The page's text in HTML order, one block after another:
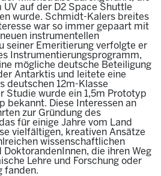
auf der D2 Space Shuttle
wurde. Schmidt-Kalers breites
war so immer gepaart mit
instrumentellen
seiner Emeritierung verfolgte er
Instrumentierungsprogramm,
mögliche deutsche Beteiligung
Antarktis und leitete eine
deutschen 12m-Klasse
Studie wurde ein 1,5m Prototyp
bekannt. Diese Interessen an
zur Gründung des
für einige Jahre vom Land
vielfältigen, kreativen Ansätze
wissenschaftlichen
die ihren Weg
Lehre und Forschung oder
fanden.